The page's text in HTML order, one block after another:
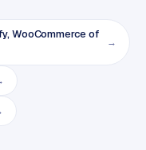
WooCommerce of
→